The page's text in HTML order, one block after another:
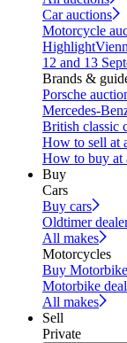
Car auctions
Motorcycle
Highlight
12 and 13
Brands &
Porsche
Mercedes-
British classic
How to sell at
How to buy at
Buy
Cars
Buy cars
Oldtimer
All makes
Motorcycles
Buy
Motorbike
All makes
Sell
Private